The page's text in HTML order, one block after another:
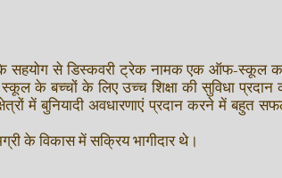
सहयोग से डिस्कवरी ट्रेक नामक एक ऑफ-स्कूल
के बच्चों के लिए उच्च शिक्षा की सुविधा
में बुनियादी अवधारणाएं प्रदान करने में बहुत
के विकास में सक्रिय भागीदार थे।